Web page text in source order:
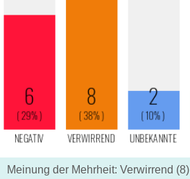
Meinung der Mehrheit: Verwirrend (8)